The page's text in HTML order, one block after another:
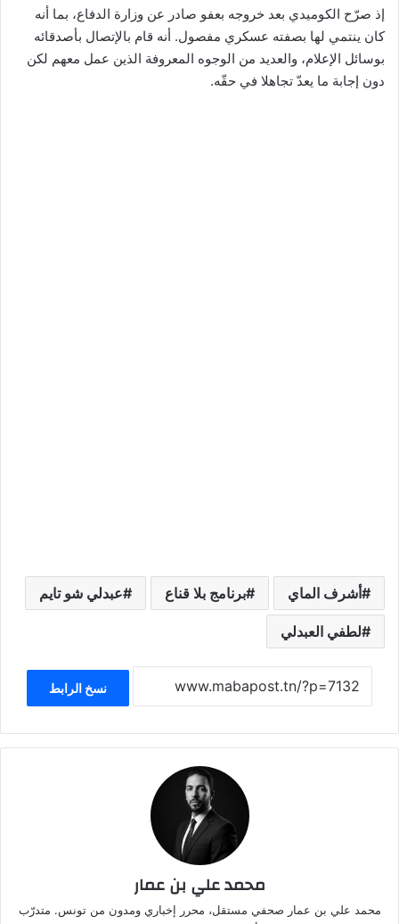
إذ صرّح الكوميدي بعد خروجه بعفو صادر عن وزارة الدفاع، بما أنه
كان ينتمي لها بصفته عسكري مفصول. أنه قام بالإتصال بأصدقائه
بوسائل الإعلام، والعديد من الوجوه المعروفة الذين عمل معهم لكن
دون إجابة ما يعدّ تجاهلا في حقّه.
أشرف الماي برنامج بلا قناع عبدلي شو تايم
لطفي العبدلي
نسخ الرابط
محمد علي بن عمار
محمد علي بن عمار صحفي مستقل، محرر إخباري ومدون من تونس. متدرّب